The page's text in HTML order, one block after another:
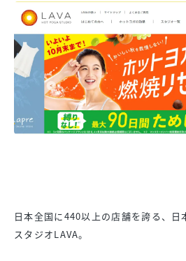
日本全国に440以上の店舗を誇る、日
スタジオLAVA。